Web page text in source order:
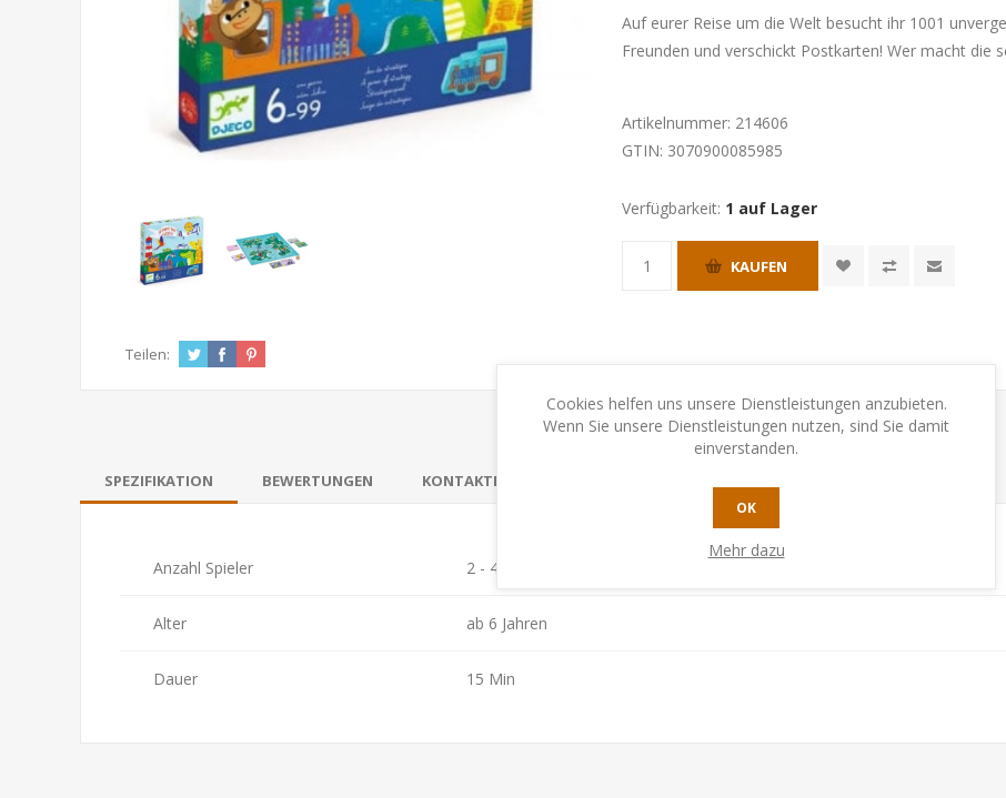
Auf eurer Reise um die Welt besucht ihr 1001
Freunden und verschickt Postkarten! Wer macht die
Artikelnummer: 214606
GTIN: 3070900085985
Verfügbarkeit: 1 auf Lager
KAUFEN
Teilen:
SPEZIFIKATION BEWERTUNGEN KONTAKTIEREN SIE UNS
Anzahl Spieler 2 - 4
Alter ab 6 Jahren
Dauer 15 Min
Cookies helfen uns unsere Dienstleistungen anzubieten.
Wenn Sie unsere Dienstleistungen nutzen, sind Sie damit
einverstanden.
OK
Mehr dazu